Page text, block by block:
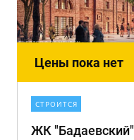
Цены пока нет
СТРОИТСЯ
ЖК "Бадаевский"